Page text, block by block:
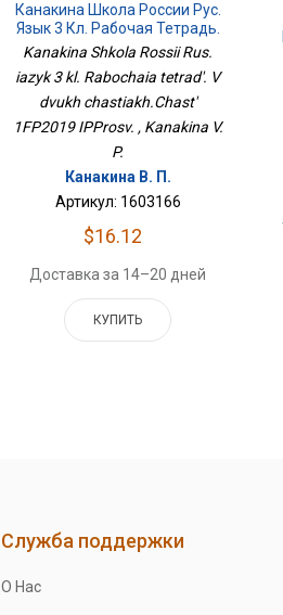
Канакина Школа России Рус.
Язык 3 Кл. Рабочая Тетрадь.
В Двух Частях.Часть
Kanakina Shkola Rossii Rus.
iazyk 3 kl. Rabochaia tetrad'. V
dvukh chastiakh.Chast'
1FP2019 IPProsv. , Kanakina V.
P.
Канакина В. П.
Артикул: 1603166
$16.12
Доставка за 14–20 дней
КУПИТЬ
Служба поддержки
О Нас